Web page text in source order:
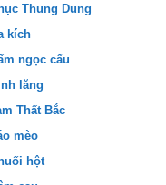
Thung Dung
kích
ngọc cẩu
lăng
Thất Bắc
mèo
hột